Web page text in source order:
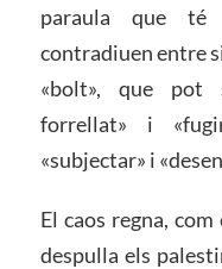
paraula que té
contradiuen entre
«bolt», que pot
forrellat» i
«subjectar» i
El caos regna, com
despulla els